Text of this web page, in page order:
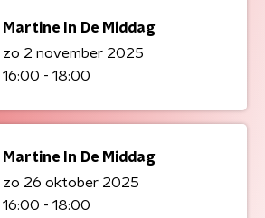
Martine In De Middag
zo 2 november 2025
16:00 - 18:00
Martine In De Middag
zo 26 oktober 2025
16:00 - 18:00